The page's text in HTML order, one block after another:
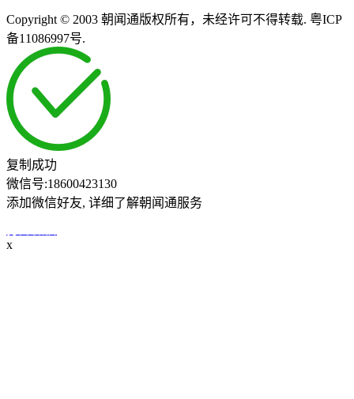
Copyright © 2003 朝闻通版权所有，未经许可不得转载. 粤ICP
备11086997号.
复制成功
微信号:18600423130
添加微信好友, 详细了解朝闻通服务
x